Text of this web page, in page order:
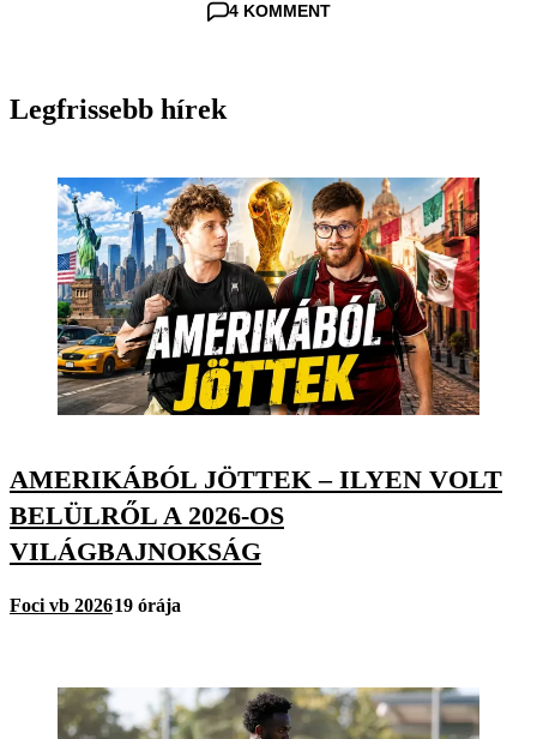
4 KOMMENT
Legfrissebb hírek
AMERIKÁBÓL JÖTTEK – ILYEN VOLT
BELÜLRŐL A 2026-OS
VILÁGBAJNOKSÁG
Foci vb 202619 órája